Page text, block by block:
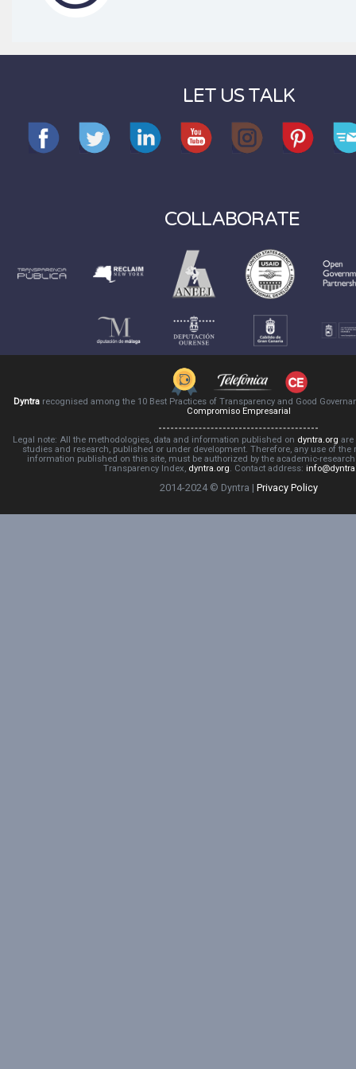
LET US TALK
COLLABORATE
Dyntra recognised among the 10 Best Practices of Transparency and Good
Compromiso Empresarial
Legal note: All the methodologies, data and information published on dyntra.org are
studies and research, published or under development. Therefore, any use of the
information published on this site, must be authorized by the academic-
Transparency Index, dyntra.org. Contact address:
2014-2024 © Dyntra | Privacy Policy